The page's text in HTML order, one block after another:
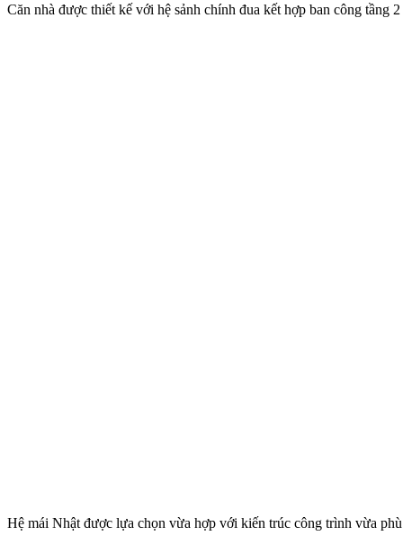
Căn nhà được thiết kế với hệ sảnh chính đua kết hợp ban công tầng
Hệ mái Nhật được lựa chọn vừa hợp với kiến trúc công trình vừa